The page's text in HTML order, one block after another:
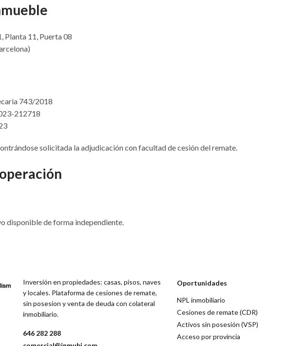
Planta 11, Puerta 08
743/2018
212718
solicitada la adjudicación con facultad de cesión del remate.
disponible de forma independiente.
Inversión en propiedades: casas, pisos, naves
y locales. Plataforma de cesiones de remate,
sin posesion y venta de deuda con colateral
inmobiliario.
646 282 288
Oportunidades
NPL inmobiliario
Cesiones de remate (CDR)
Activos sin posesión (VSP)
Acceso por provincia